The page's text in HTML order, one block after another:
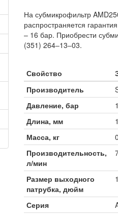
На субмикрофильтр
распространяется
– 16 бар. Приобрести
(351) 264‒13‒03.
Свойство
Производитель
Давление, бар
Длина, мм
Масса, кг
Производительность,
л/мин
Размер выходного
патрубка, дюйм
Серия